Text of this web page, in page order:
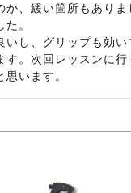
か、緩い箇所もありま
。
いし、グリップも効い
す。次回レッスンに行
います。